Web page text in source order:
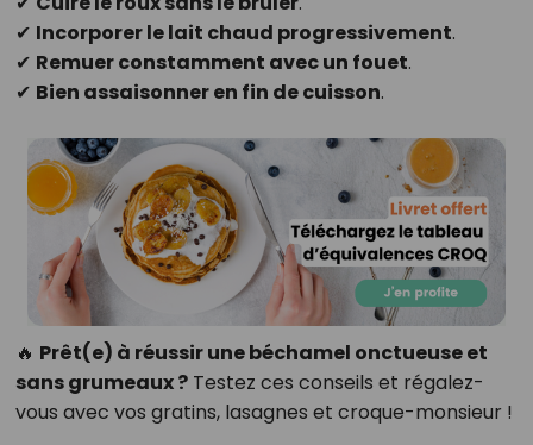
✔ Incorporer le lait chaud progressivement.
✔ Remuer constamment avec un fouet.
✔ Bien assaisonner en fin de cuisson.
🔥 Prêt(e) à réussir une béchamel onctueuse et
sans grumeaux ?Testez ces conseils et régalez-
vous avec vos gratins, lasagnes et croque-monsieur !